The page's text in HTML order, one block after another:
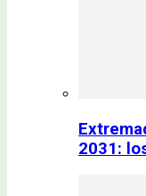
2031: